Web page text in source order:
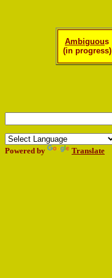
Ambiguous
(in progress)
Powered by Translate